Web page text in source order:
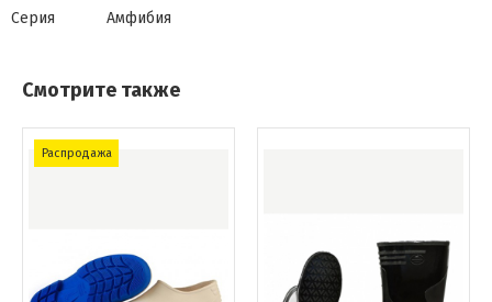
Серия
Амфибия
Смотрите также
Распродажа